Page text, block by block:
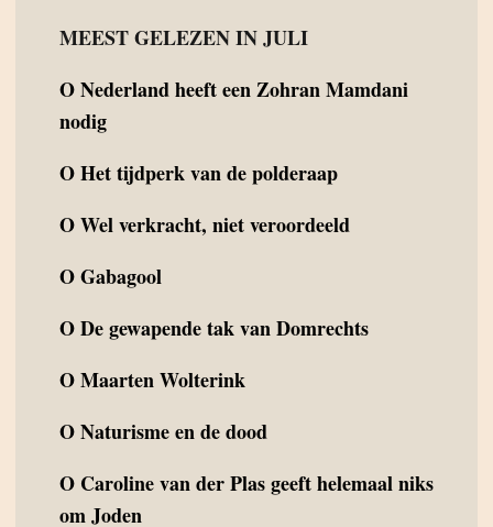
MEEST GELEZEN IN JULI
ONederland heeft een Zohran Mamdani
nodig
OHet tijdperk van de polderaap
OWel verkracht, niet veroordeeld
OGabagool
ODe gewapende tak van Domrechts
OMaarten Wolterink
ONaturisme en de dood
O Caroline van der Plas geeft helemaal niks
om Joden